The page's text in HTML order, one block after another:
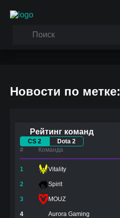
Новости по
Рейтинг команд
CS 2
Dota 2
#
Команда
1 Vitality
2 Spirit
3 MOUZ
4 Aurora Gaming